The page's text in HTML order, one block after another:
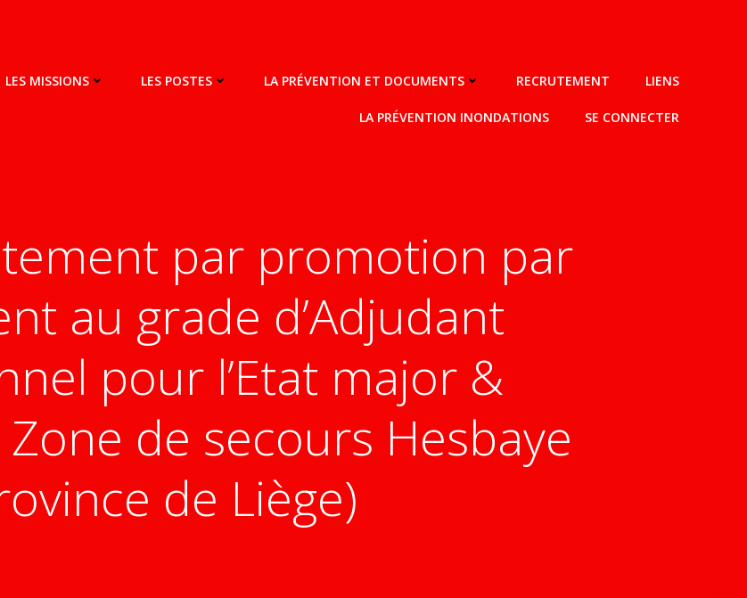
LES MISSIONS LES POSTES LA PRÉVENTION ET DOCUMENTS RECRUTEMENT LIENS
LA PRÉVENTION INONDATIONS SE CONNECTER
par promotion par
au grade d’Adjudant
pour l’Etat major &
de secours Hesbaye
de Liège)